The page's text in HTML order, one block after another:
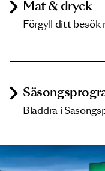
Mat & dryck
Förgyll ditt besök
Bläddra i